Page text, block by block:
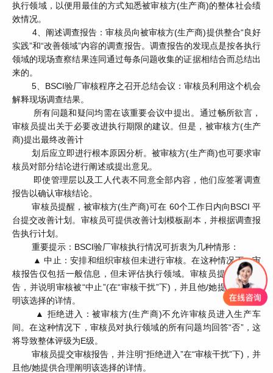
执行领域，以便用最佳的方式知悉被审核方(生产商)的整体社会绩
效情况。
4、阐述调查报告：审核员向被审核方(生产商)提供整合“良好
实践”和“改善领域”内容的调查报告。调查报告的发现点是按各执行
领域的现场查察结果连同通过每条问题收集的证据相结合而总结出
来的。
5、BSCI验厂审核程序之召开总结会议：审核员利用这个机会
解释现场调查结果。
所有问题和疑问均需在该重要会议中提出。通过畅所欲言，
审核员提出关于必要改进执行期限的建议。但是，被审核方(生产
商)提出最终改善计
划后应立即进行根本原因分析。被审核方(生产商)也可要求审
核员对部分结论进行阐述或提出意见。
即使管理层以及工人代表不同意全部内容，他们应签署调查
报告以确认审核结论。
审核员提醒，被审核方(生产商)可在 60个工作日内向BSCI 平
台提交改善计划。审核员可提供改善计划模板副本，并根据调查报
告执行计划。
重要提示：BSCI验厂审核执行情况可折衷为几种情形：
▲ 中止：安排和组织审核但未进行审核。在这种情况下，审
核报告仅包括一般信息，但未评估执行领域。审核员提交审核报
告，并说明审核被“中止”(在“审核干扰”下)，并且他/她提供合理阐
明该选择的详情。
▲ 拒绝进入：被审核方(生产商)不允许审核员进入生产车
间。在这种情况下，审核员对执行领域的所有问题均回答“否”，这
将导致整体评级为E级。
审核员提交审核报告，并注明“拒绝进入”在“审核干扰”下)，并
且他/她提供合理阐明该选择的详情。